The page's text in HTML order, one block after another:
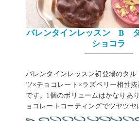
バレンタインレッスン B タ
ショコラ
バレンタインレッスン初登場のタル
ツ×チョコレート×ラズベリー相性
です。1個のボリュームはかなりあ
ョコレートコーティングでツヤツヤ